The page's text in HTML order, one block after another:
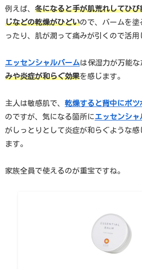
例えば、 冬になると手が肌荒れしてひ
じなどの乾燥がひどいので、バームを
ったり、肌が潤って痛みが引くので活用
エッセンシャルバームは 保湿力が万能な
みや炎症が和らぐ効果を感じます。
主人は敏感肌で、 乾燥すると背中にボ
のですが、気になる箇所に エッセンシャ
がしっとりとして炎症が和らぐような
ます。
家族全員で使えるのが重宝ですね。